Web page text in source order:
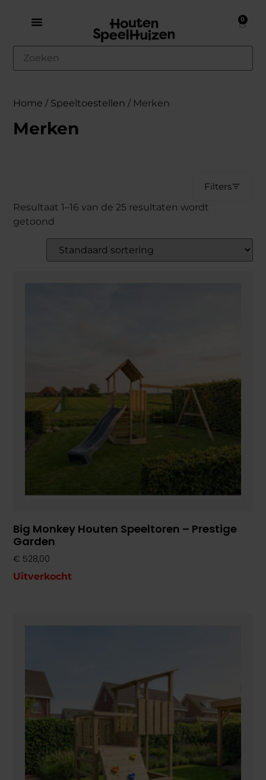
0
Home / Speeltoestellen / Merken
Merken
Filters
Resultaat 1–16 van de 25 resultaten wordt
getoond
Big Monkey Houten Speeltoren – Prestige
Garden
€ 528,00
Uitverkocht